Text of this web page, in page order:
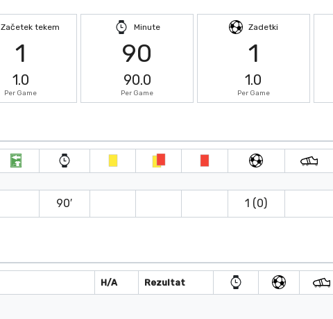
Začetek tekem
1
1.0
Per Game
Minute
90
90.0
Per Game
Zadetki
1
1.0
Per Game
90′ 1 (0)
H/A Rezultat